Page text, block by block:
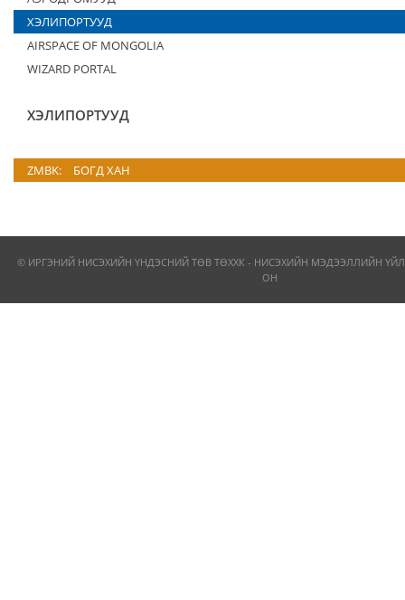
ХЭЛИПОРТУУД
AIRSPACE OF MONGOLIA
WIZARD PORTAL
ХЭЛИПОРТУУД
ZMBK: БОГД ХАН
© ИРГЭНИЙ НИСЭХИЙН ҮНДЭСНИЙ ТӨВ ТӨХХК - НИСЭХИЙН МЭДЭЭЛЛИЙН
ОН